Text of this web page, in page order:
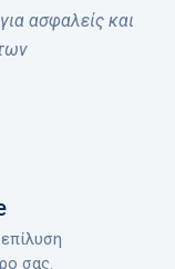
ασφαλείς και
σας.